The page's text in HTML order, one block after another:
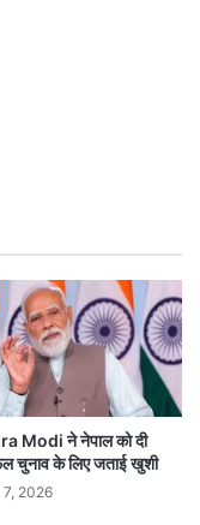
Modi ने नेपाल को दी
चुनाव के लिए जताई खुशी
2026